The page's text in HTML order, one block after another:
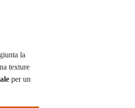
la
texture
per un